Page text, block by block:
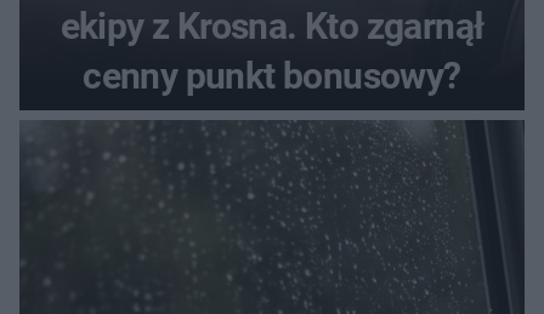
ekipy z Krosna. Kto zgarnął
cenny punkt bonusowy?